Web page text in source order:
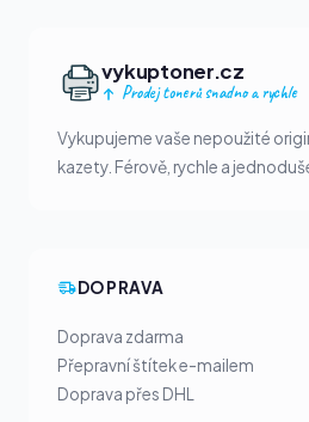
vykuptoner.cz
Prodej tonerů snadno a rychle
Vykupujeme vaše nepoužité
kazety. Férově, rychle a
DOPRAVA
Doprava zdarma
Přepravní štítek e-mailem
Doprava přes DHL